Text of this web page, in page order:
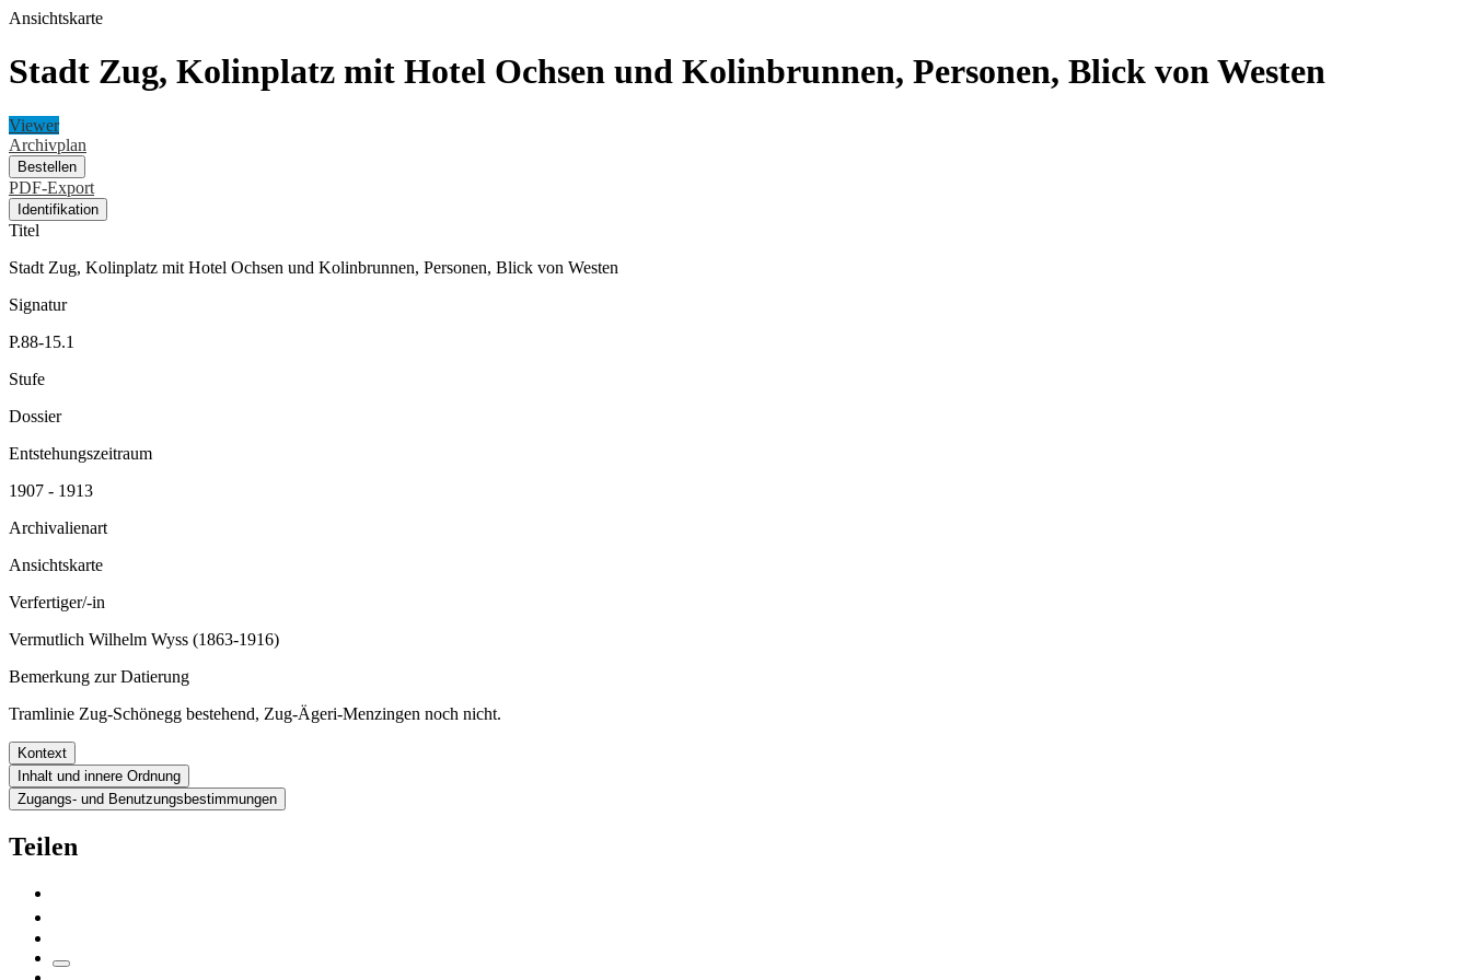
Ansichtskarte
Stadt Zug, Kolinplatz mit Hotel Ochsen und Kolinbrunnen, Personen, Blick von Westen
Viewer
Archivplan
Bestellen
PDF-Export
Identifikation
Titel
Stadt Zug, Kolinplatz mit Hotel Ochsen und Kolinbrunnen, Personen, Blick von Westen
Signatur
P.88-15.1
Stufe
Dossier
Entstehungszeitraum
1907 - 1913
Archivalienart
Ansichtskarte
Verfertiger/-in
Vermutlich Wilhelm Wyss (1863-1916)
Bemerkung zur Datierung
Tramlinie Zug-Schönegg bestehend, Zug-Ägeri-Menzingen noch nicht.
Kontext
Inhalt und innere Ordnung
Zugangs- und Benutzungsbestimmungen
Teilen